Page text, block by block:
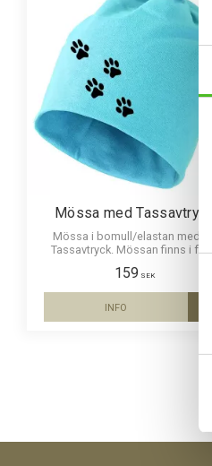
Mössa med Tassavtryck
Mössa i bomull/elastan med ett
Tassavtryck. Mössan finns i flera
159 SEK
INFO